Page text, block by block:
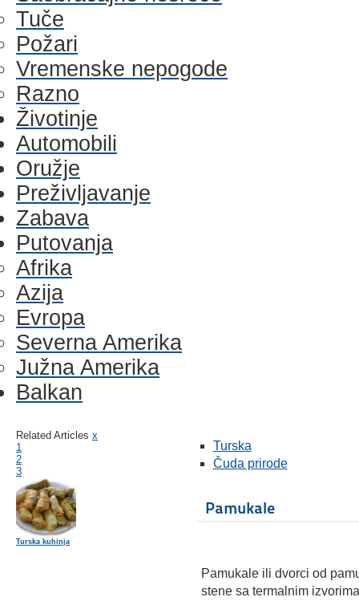
Tuče
Požari
Vremenske nepogode
Razno
Životinje
Automobili
Oružje
Preživljavanje
Zabava
Putovanja
Afrika
Azija
Evropa
Severna Amerika
Južna Amerika
Balkan
Related Articles x
1
2
3
Turska kuhinja
Turska
Čuda prirode
Pamukale
Pamukale ili dvorci od
stene sa termalnim